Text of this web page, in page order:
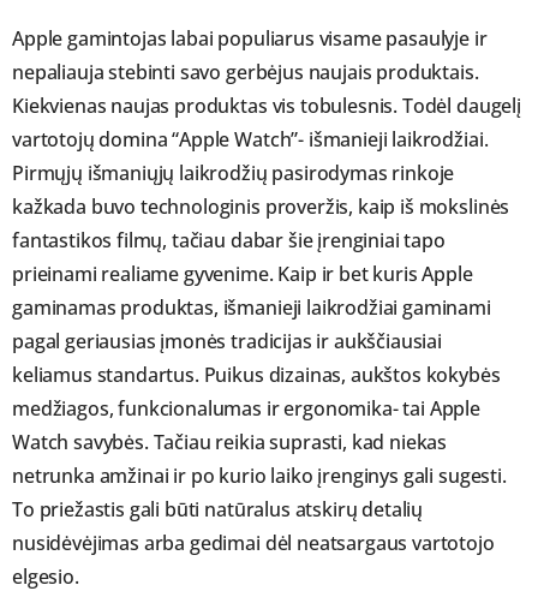
Apple gamintojas labai populiarus visame pasaulyje ir
nepaliauja stebinti savo gerbėjus naujais produktais.
Kiekvienas naujas produktas vis tobulesnis. Todėl daugelį
vartotojų domina “Apple Watch”- išmanieji laikrodžiai.
Pirmųjų išmaniųjų laikrodžių pasirodymas rinkoje
kažkada buvo technologinis proveržis, kaip iš mokslinės
fantastikos filmų, tačiau dabar šie įrenginiai tapo
prieinami realiame gyvenime. Kaip ir bet kuris Apple
gaminamas produktas, išmanieji laikrodžiai gaminami
pagal geriausias įmonės tradicijas ir aukščiausiai
keliamus standartus. Puikus dizainas, aukštos kokybės
medžiagos, funkcionalumas ir ergonomika- tai Apple
Watch savybės. Tačiau reikia suprasti, kad niekas
netrunka amžinai ir po kurio laiko įrenginys gali sugesti.
To priežastis gali būti natūralus atskirų detalių
nusidėvėjimas arba gedimai dėl neatsargaus vartotojo
elgesio.